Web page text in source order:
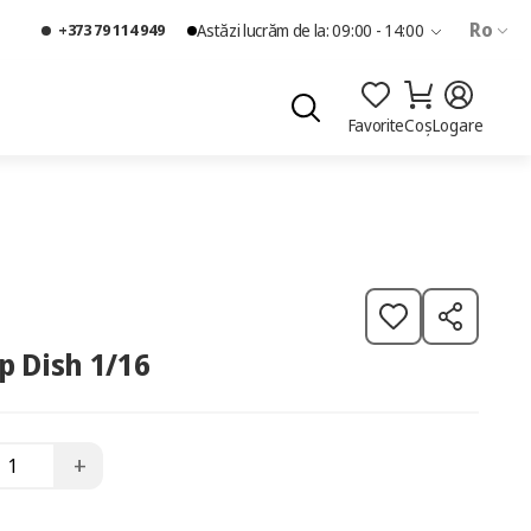
+373 79 114 949 Astăzi lucrăm de la: 09:00 - 14:00 Ro
FavoriteCoșLogare
Dish 1/16
+